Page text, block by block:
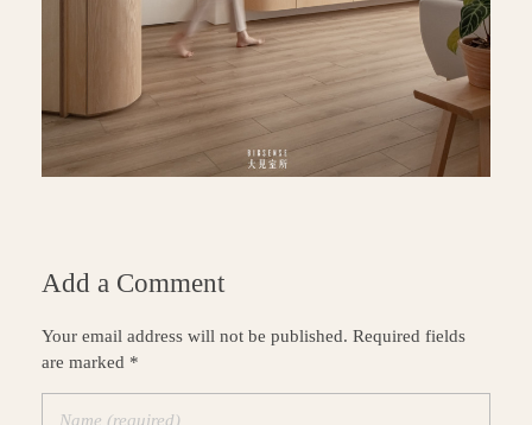
Add a Comment
Your email address will not be published. Required fields
are marked *